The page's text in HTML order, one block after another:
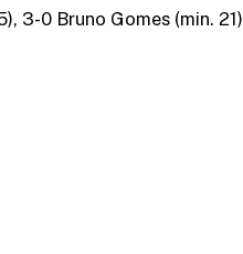
3-0 Bruno Gomes (min.